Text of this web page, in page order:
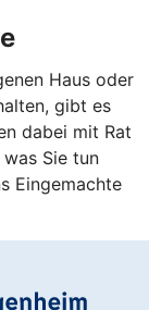
Haus oder
gibt es
dabei mit Rat
Sie tun
Eingemachte